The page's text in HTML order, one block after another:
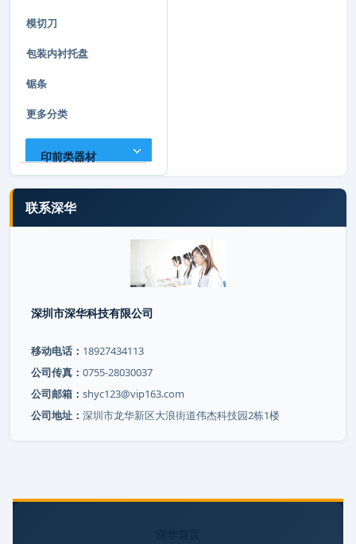
模切刀
包装内衬托盘
锯条
更多分类
印前类器材
联系深华
深圳市深华科技有限公司
移动电话： 18927434113
公司传真： 0755-28030037
公司邮箱： shyc123@vip163.com
公司地址： 深圳市龙华新区大浪街道伟杰科技园2栋1楼